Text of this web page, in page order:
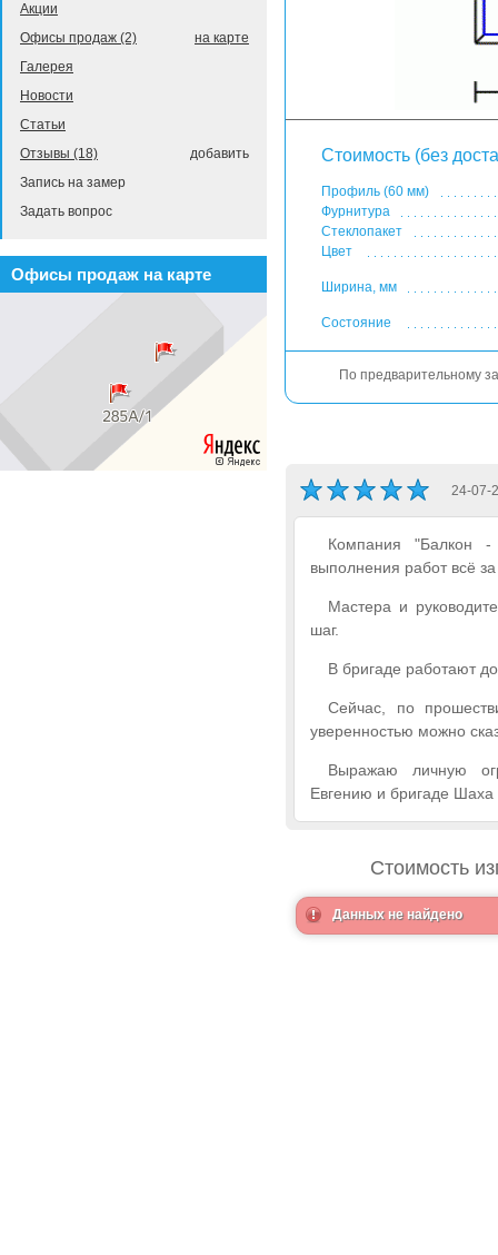
Стоимость (без
Профиль (60 мм)
Фурнитура
Стеклопакет
Цвет
Ширина, мм
Состояние
По предварительному
24-07-
Компания "Балкон
выполнения работ всё
Мастера и
шаг.
В бригаде работают
Сейчас, по
уверенностью можно
Выражаю личную
Евгению и бригаде
Стоимость
Данных не найдено
Акции
на карте
Офисы продаж (2)
Галерея
Новости
Статьи
добавить
Отзывы (18)
Запись на замер
Задать вопрос
Офисы продаж на карте